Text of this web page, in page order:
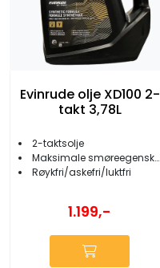
Evinrude olje XD100 2-
takt 3,78L
2-taktsolje
Maksimale smøreegenskaper
Røykfri/askefri/luktfri
1.199,-